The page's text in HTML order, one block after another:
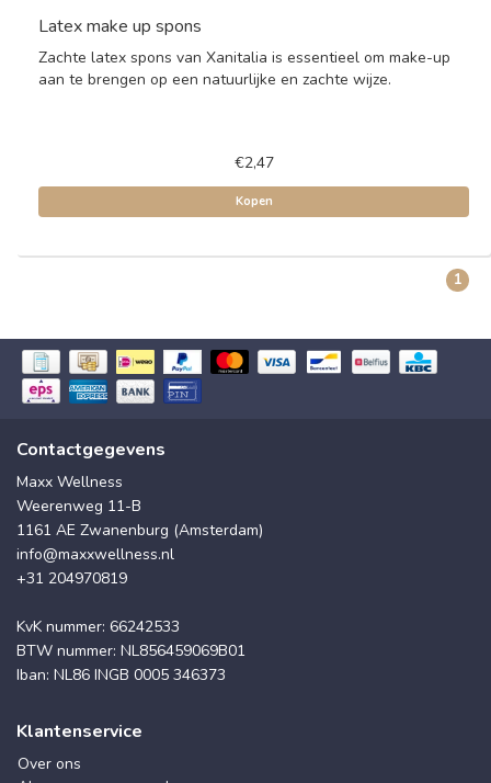
Latex make up spons
Zachte latex spons van Xanitalia is essentieel om make-up
aan te brengen op een natuurlijke en zachte wijze.
€2,47
Kopen
1
Contactgegevens
Maxx Wellness
Weerenweg 11-B
1161 AE Zwanenburg (Amsterdam)
info@maxxwellness.nl
+31 204970819
KvK nummer: 66242533
BTW nummer: NL856459069B01
Iban: NL86 INGB 0005 346373
Klantenservice
Over ons